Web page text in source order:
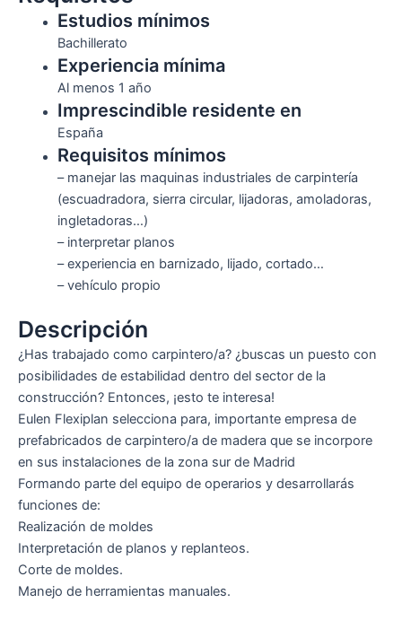
Estudios mínimos
Bachillerato
Experiencia mínima
Al menos 1 año
Imprescindible residente en
España
Requisitos mínimos
– manejar las maquinas industriales de carpintería
(escuadradora, sierra circular, lijadoras, amoladoras,
ingletadoras…)
– interpretar planos
– experiencia en barnizado, lijado, cortado…
– vehículo propio
Descripción
¿Has trabajado como carpintero/a? ¿buscas un puesto con
posibilidades de estabilidad dentro del sector de la
construcción? Entonces, ¡esto te interesa!
Eulen Flexiplan selecciona para, importante empresa de
prefabricados de carpintero/a de madera que se incorpore
en sus instalaciones de la zona sur de Madrid
Formando parte del equipo de operarios y desarrollarás
funciones de:
Realización de moldes
Interpretación de planos y replanteos.
Corte de moldes.
Manejo de herramientas manuales.